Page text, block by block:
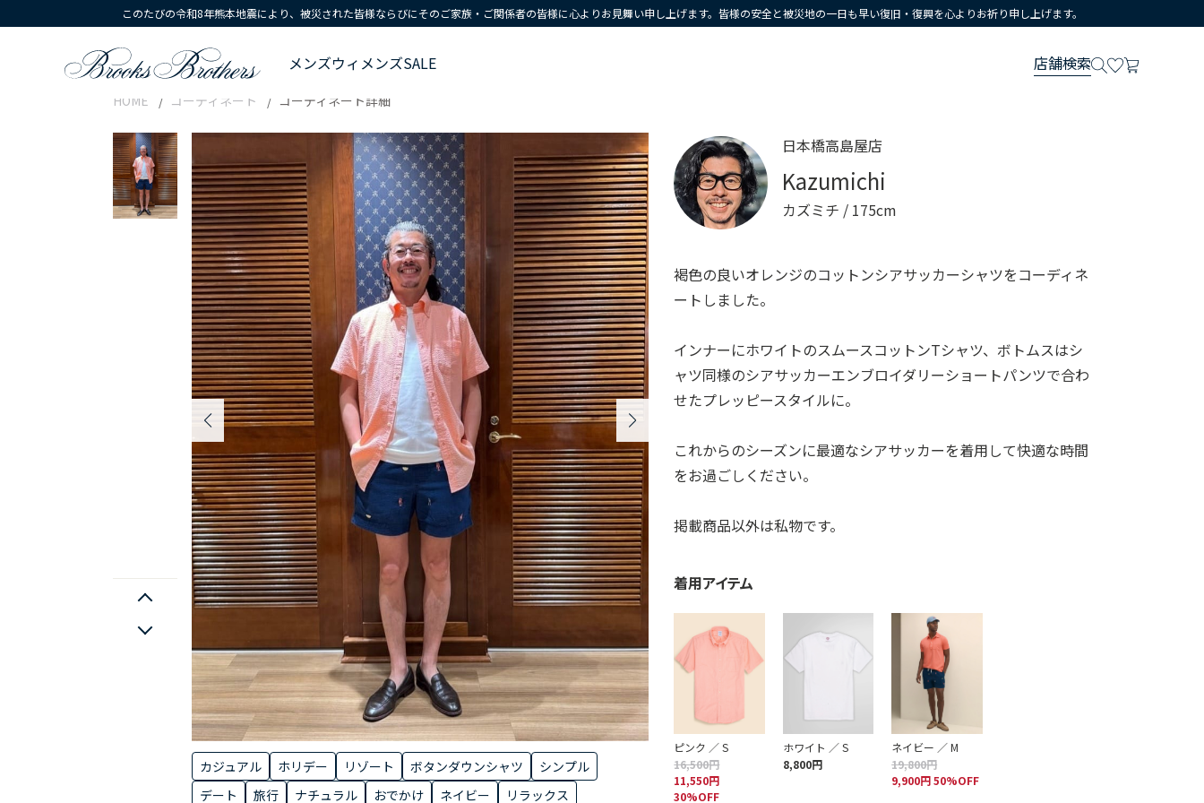
このたびの令和8年熊本地震により、被災された皆様ならびにそのご家族・ご関係者の皆様に心よりお見舞い申し上げます。皆様の安全と被災地の一日も早い復旧・復興を心よりお祈り申し上げます。
メンズウィメンズSALE 店舗検索
HOME コーディネート コーディネート詳細
カジュアル ホリデー リゾート ボタンダウンシャツ
シンプル
デート
旅行 ナチュラル おでかけ ネイビー
リラックス
日本橋高島屋店
Kazumichi
カズミチ / 175cm
褐色の良いオレンジのコットンシアサッカーシャツをコーディネ
ートしました。
インナーにホワイトのスムースコットンTシャツ、ボトムスはシ
ャツ同様のシアサッカーエンブロイダリーショートパンツで合わ
せたプレッピースタイルに。
これからのシーズンに最適なシアサッカーを着用して快適な時間
をお過ごしください。
掲載商品以外は私物です。
着用アイテム
ピンク ／ S
16,500円
11,550円
30%OFF
ホワイト ／ S
8,800円
ネイビー ／ M
19,800円
9,900円 50%OFF